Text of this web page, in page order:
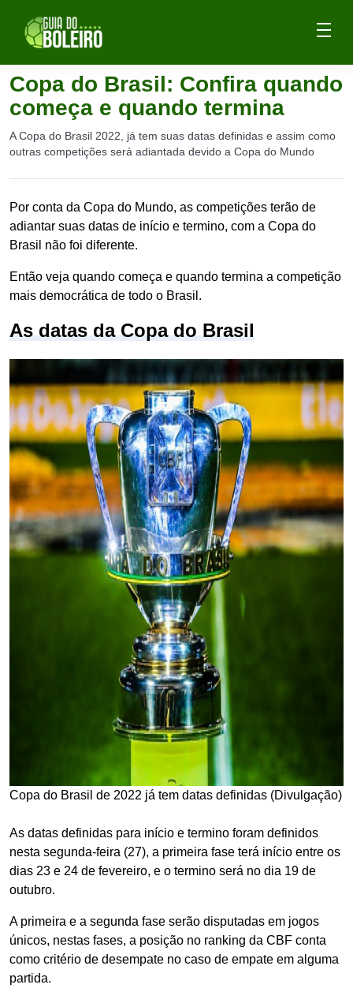
Copa do Brasil: Confira quando
começa e quando termina
A Copa do Brasil 2022, já tem suas datas definidas e assim como
outras competições será adiantada devido a Copa do Mundo
Por conta da Copa do Mundo, as competições terão de
adiantar suas datas de início e termino, com a Copa do
Brasil não foi diferente.
Então veja quando começa e quando termina a competição
mais democrática de todo o Brasil.
As datas da Copa do Brasil
Copa do Brasil de 2022 já tem datas definidas (Divulgação)
As datas definidas para início e termino foram definidos
nesta segunda-feira (27), a primeira fase terá início entre os
dias 23 e 24 de fevereiro, e o termino será no dia 19 de
outubro.
A primeira e a segunda fase serão disputadas em jogos
únicos, nestas fases, a posição no ranking da CBF conta
como critério de desempate no caso de empate em alguma
partida.